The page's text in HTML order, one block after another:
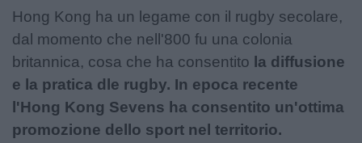
Hong Kong ha un legame con il rugby secolare,
dal momento che nell'800 fu una colonia
britannica, cosa che ha consentito la diffusione
e la pratica dle rugby. In epoca recente
l'Hong Kong Sevens ha consentito un'ottima
promozione dello sport nel territorio.